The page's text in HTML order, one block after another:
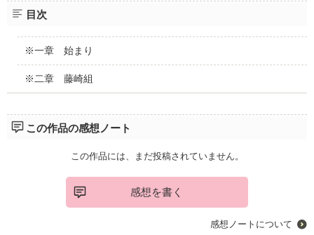
目次
※一章 始まり
※二章 藤崎組
この作品の感想ノート
この作品には、まだ投稿されていません。
感想を書く
感想ノートについて